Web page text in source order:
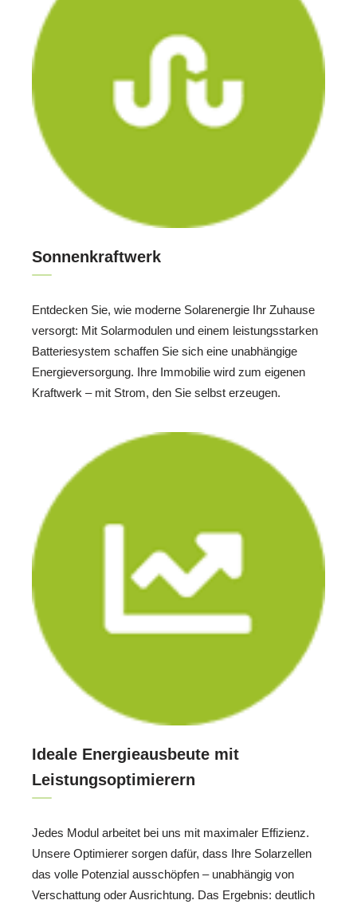
Sonnenkraftwerk
Entdecken Sie, wie moderne Solarenergie Ihr Zuhause
versorgt: Mit Solarmodulen und einem leistungsstarken
Batteriesystem schaffen Sie sich eine unabhängige
Energieversorgung. Ihre Immobilie wird zum eigenen
Kraftwerk – mit Strom, den Sie selbst erzeugen.
Ideale Energieausbeute mit
Leistungsoptimierern
Jedes Modul arbeitet bei uns mit maximaler Effizienz.
Unsere Optimierer sorgen dafür, dass Ihre Solarzellen
das volle Potenzial ausschöpfen – unabhängig von
Verschattung oder Ausrichtung. Das Ergebnis: deutlich